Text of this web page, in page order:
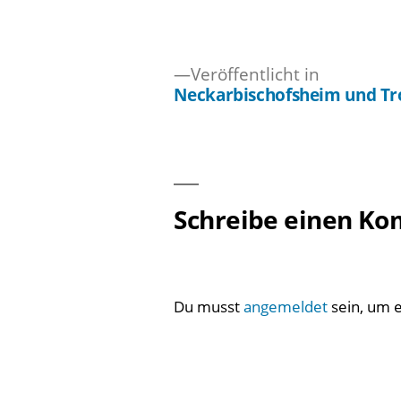
Veröffentlicht in
Neckarbischofsheim und
Schreibe einen
Du musstangemeldet sein, um